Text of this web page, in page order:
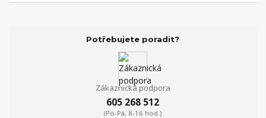
Potřebujete poradit?
Zákaznická podpora
605 268 512
(Po-Pá, 8-16 hod.)